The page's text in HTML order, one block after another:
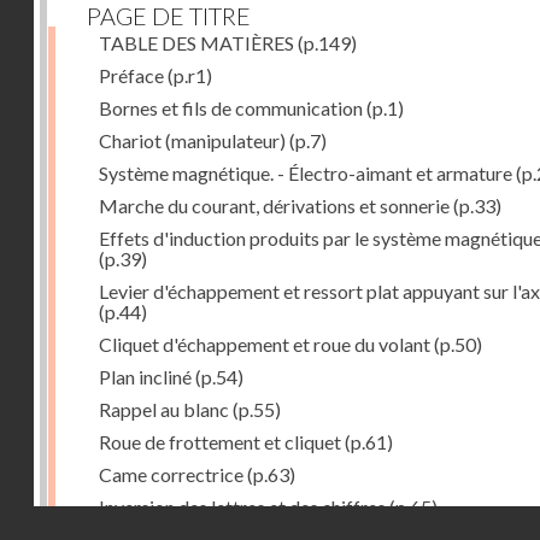
PAGE DE TITRE
TABLE DES MATIÈRES (p.149)
Préface(p.r1)
Bornes et fils de communication(p.1)
Chariot (manipulateur) (p.7)
Système magnétique. - Électro-aimant et armature
Marche du courant, dérivations et sonnerie(p.33)
Effets d'induction produits par le système
(p.39)
Levier d'échappement et ressort plat appuyant sur
(p.44)
Cliquet d'échappement et roue du volant(p.50)
Plan incliné(p.54)
Rappel au blanc (p.55)
Roue de frottement et cliquet(p.61)
Came correctrice(p.63)
Inversion des lettres et des chiffres(p.65)